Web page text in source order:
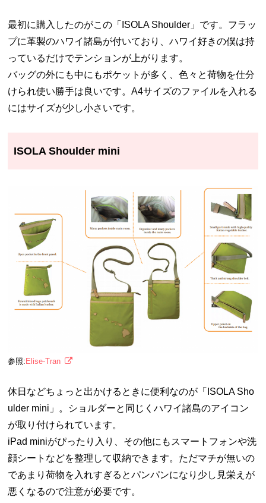
最初に購入したのがこの「ISOLA Shoulder」です。フラッ
プに革製のハワイ諸島が付いており、ハワイ好きの僕は持
っているだけでテンションが上がります。
バッグの外にも中にもポケットが多く、色々と荷物を仕分
けられ使い勝手は良いです。A4サイズのファイルを入れる
にはサイズが少し小さいです。
ISOLA Shoulder mini
参照:Elise-Tran
休日などちょっと出かけるときに便利なのが「ISOLA Sho
ulder mini」。ショルダーと同じくハワイ諸島のアイコン
が取り付けられています。
iPad miniがぴったり入り、その他にもスマートフォンや洗
顔シートなどを整理して収納できます。ただマチが無いの
であまり荷物を入れすぎるとパンパンになり少し見栄えが
悪くなるので注意が必要です。